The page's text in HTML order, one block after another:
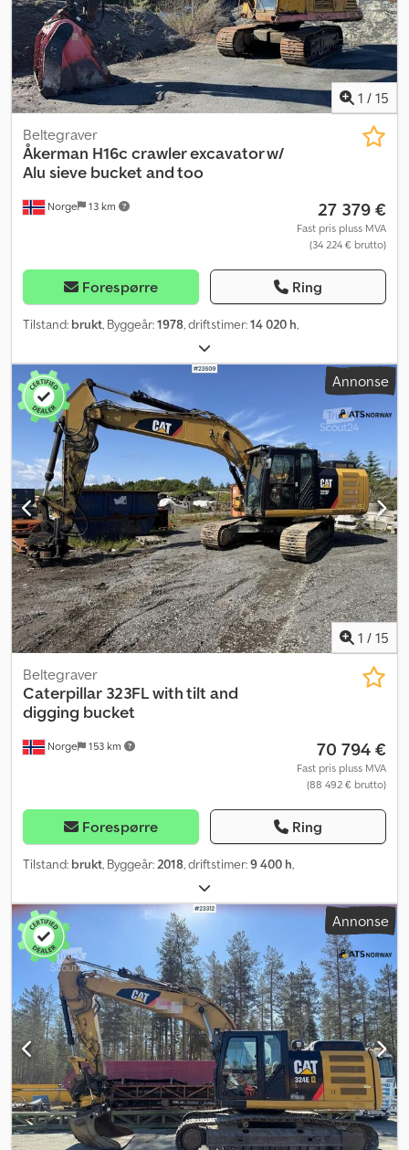
1 / 15
Norge 13 km
Beltegraver
Åkerman H16c crawler excavator w/
Alu sieve bucket and too
27 379 €
Fast pris pluss MVA
(34 224 € brutto)
Forespørre Ring
Tilstand: brukt, Byggeår:1978, driftstimer:14 020 h,
Annonse
1 / 15
Norge 153 km
Beltegraver
Caterpillar 323FL with tilt and
digging bucket
70 794 €
Fast pris pluss MVA
(88 492 € brutto)
Forespørre Ring
Tilstand: brukt, Byggeår:2018, driftstimer:9 400 h,
Annonse